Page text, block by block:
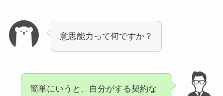
意思能力って何ですか？
簡単にいうと、自分がする契約な